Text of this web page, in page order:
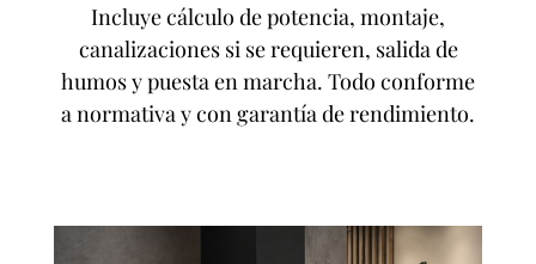
Incluye cálculo de potencia, montaje,
canalizaciones si se requieren, salida de
humos y puesta en marcha. Todo conforme
a normativa y con garantía de rendimiento.